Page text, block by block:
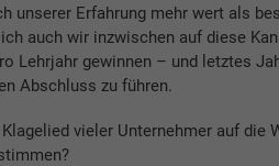
unserer Erfahrung mehr wert als
auch wir inzwischen auf diese
Lehrjahr gewinnen – und letztes
Abschluss zu führen.
vieler Unternehmer auf die